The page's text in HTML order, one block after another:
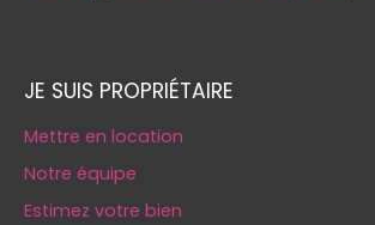
JE SUIS PROPRIÉTAIRE
Mettre en location
Notre équipe
Estimez votre bien